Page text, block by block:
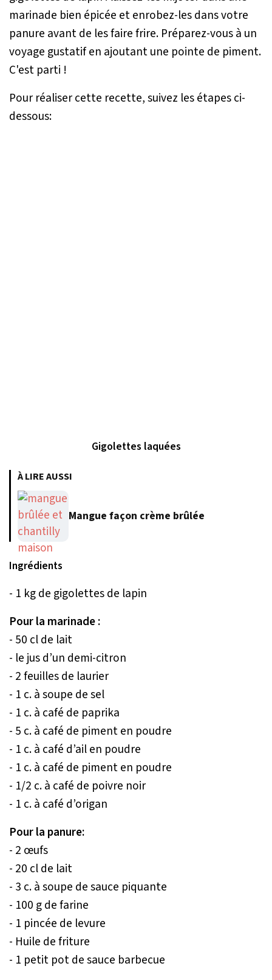
marinade bien épicée et enrobez-les dans votre
panure avant de les faire frire. Préparez-vous à un
voyage gustatif en ajoutant une pointe de piment.
C'est parti !
Pour réaliser cette recette, suivez les étapes ci-
dessous:
Gigolettes laquées
À LIRE AUSSI
Mangue façon crème brûlée
Ingrédients
- 1 kg de gigolettes de lapin
Pour la marinade :
- 50 cl de lait
- le jus d’un demi-citron
- 2 feuilles de laurier
- 1 c. à soupe de sel
- 1 c. à café de paprika
- 5 c. à café de piment en poudre
- 1 c. à café d’ail en poudre
- 1 c. à café de piment en poudre
- 1/2 c. à café de poivre noir
- 1 c. à café d’origan
Pour la panure:
- 2 œufs
- 20 cl de lait
- 3 c. à soupe de sauce piquante
- 100 g de farine
- 1 pincée de levure
- Huile de friture
- 1 petit pot de sauce barbecue